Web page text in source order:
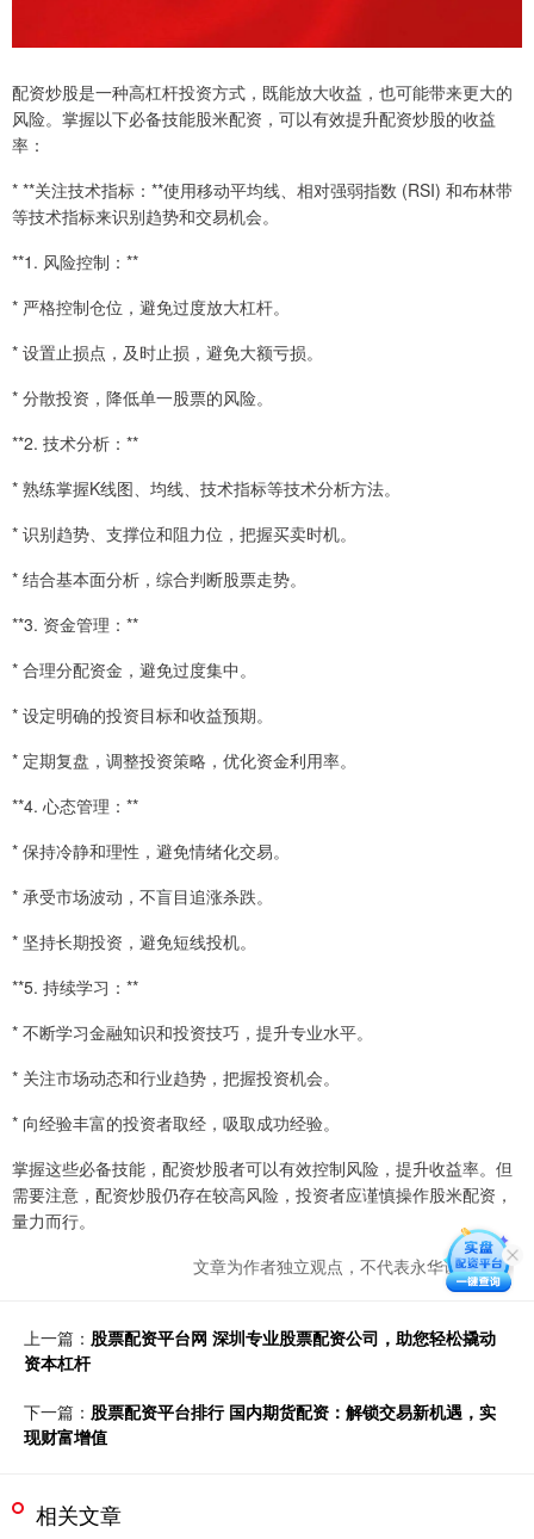
配资炒股是一种高杠杆投资方式，既能放大收益，也可能带来更大的
风险。掌握以下必备技能股米配资，可以有效提升配资炒股的收益
率：
* **关注技术指标：**使用移动平均线、相对强弱指数 (RSI) 和布林带
等技术指标来识别趋势和交易机会。
**1. 风险控制：**
* 严格控制仓位，避免过度放大杠杆。
* 设置止损点，及时止损，避免大额亏损。
* 分散投资，降低单一股票的风险。
**2. 技术分析：**
* 熟练掌握K线图、均线、技术指标等技术分析方法。
* 识别趋势、支撑位和阻力位，把握买卖时机。
* 结合基本面分析，综合判断股票走势。
**3. 资金管理：**
* 合理分配资金，避免过度集中。
* 设定明确的投资目标和收益预期。
* 定期复盘，调整投资策略，优化资金利用率。
**4. 心态管理：**
* 保持冷静和理性，避免情绪化交易。
* 承受市场波动，不盲目追涨杀跌。
* 坚持长期投资，避免短线投机。
**5. 持续学习：**
* 不断学习金融知识和投资技巧，提升专业水平。
* 关注市场动态和行业趋势，把握投资机会。
* 向经验丰富的投资者取经，吸取成功经验。
掌握这些必备技能，配资炒股者可以有效控制风险，提升收益率。但
需要注意，配资炒股仍存在较高风险，投资者应谨慎操作股米配资，
量力而行。
文章为作者独立观点，不代表永华证券观点
上一篇： 股票配资平台网 深圳专业股票配资公司，助您轻松撬动
资本杠杆
下一篇： 股票配资平台排行 国内期货配资：解锁交易新机遇，实
现财富增值
相关文章